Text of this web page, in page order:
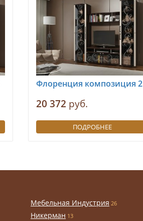
Флоренция композиция 2
20 372 руб.
ПОДРОБНЕЕ
Мебельная Индустрия 26
Никерман 13